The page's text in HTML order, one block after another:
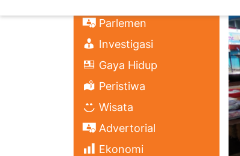
Parlemen
Investigasi
Gaya Hidup
Peristiwa
Wisata
Advertorial
Ekonomi